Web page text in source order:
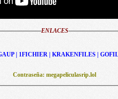
ENLACES
| 1FICHIER | KRAKENFILES |
Contraseña: megapeliculasrip.lol